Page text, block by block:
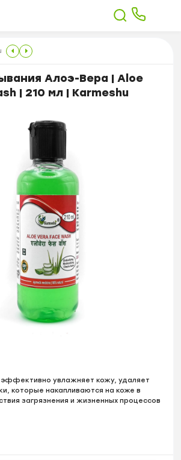
Алоэ-Вера | Aloe
| 210 мл | Karmeshu
увлажняет кожу, удаляет
которые накапливаются на коже в
загрязнения и жизненных процессов